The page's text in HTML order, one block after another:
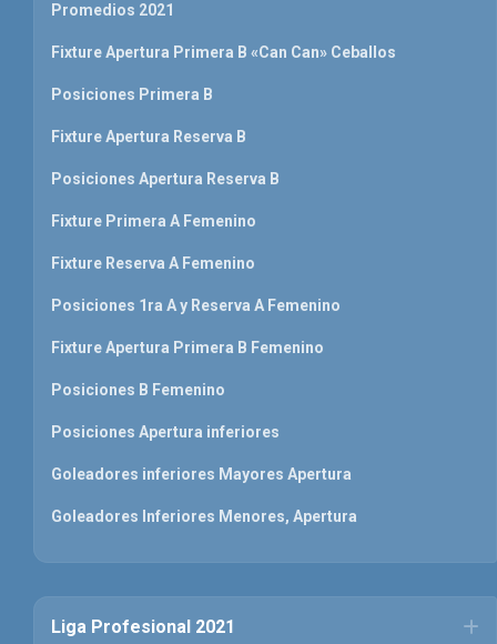
Promedios 2021
Fixture Apertura Primera B «Can Can» Ceballos
Posiciones Primera B
Fixture Apertura Reserva B
Posiciones Apertura Reserva B
Fixture Primera A Femenino
Fixture Reserva A Femenino
Posiciones 1ra A y Reserva A Femenino
Fixture Apertura Primera B Femenino
Posiciones B Femenino
Posiciones Apertura inferiores
Goleadores inferiores Mayores Apertura
Goleadores Inferiores Menores, Apertura
Liga Profesional 2021